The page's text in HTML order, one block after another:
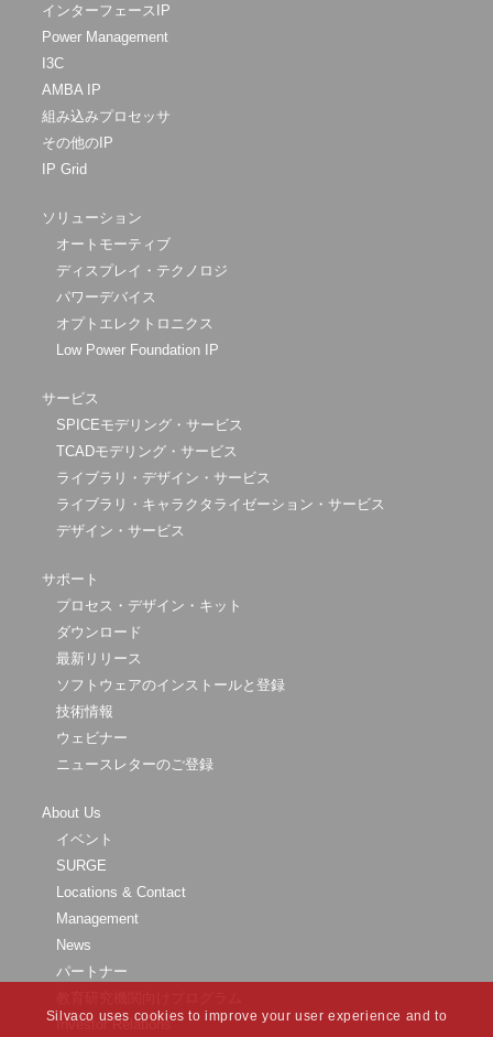
インターフェースIP
Power Management
I3C
AMBA IP
組み込みプロセッサ
その他のIP
IP Grid
ソリューション
オートモーティブ
ディスプレイ・テクノロジ
パワーデバイス
オプトエレクトロニクス
Low Power Foundation IP
サービス
SPICEモデリング・サービス
TCADモデリング・サービス
ライブラリ・デザイン・サービス
ライブラリ・キャラクタライゼーション・サービス
デザイン・サービス
サポート
プロセス・デザイン・キット
ダウンロード
最新リリース
ソフトウェアのインストールと登録
技術情報
ウェビナー
ニュースレターのご登録
About Us
イベント
SURGE
Locations & Contact
Management
News
パートナー
Investor Relations
Silvaco uses cookies to improve your user experience and to